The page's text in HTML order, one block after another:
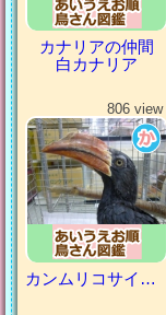
カナリアの仲間
白カナリア
806 view
カンムリコサイチョウ